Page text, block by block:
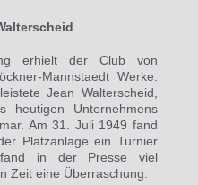
erhielt der Club von
Mannstaedt Werke.
Jean Walterscheid,
heutigen Unternehmens
Am 31. Juli 1949 fand
Platzanlage ein Turnier
in der Presse viel
Zeit eine Überraschung.